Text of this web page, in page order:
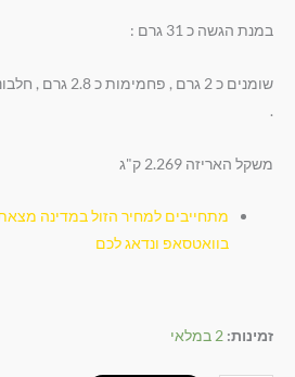
במנת הגשה כ 31 גרם :
.
משקל האריזה 2.269 ק"ג
מתחייבים למחיר הזול במדינה
בוואטסאפ ונדאג לכם
זמינות: 2 במלאי